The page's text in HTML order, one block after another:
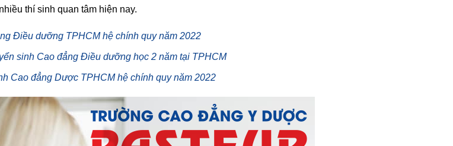
thí sinh quan tâm hiện nay.
Điều dưỡng TPHCM hệ chính quy năm 2022
sinh Cao đẳng Điều dưỡng học 2 năm tại TPHCM
Cao đẳng Dược TPHCM hệ chính quy năm 2022